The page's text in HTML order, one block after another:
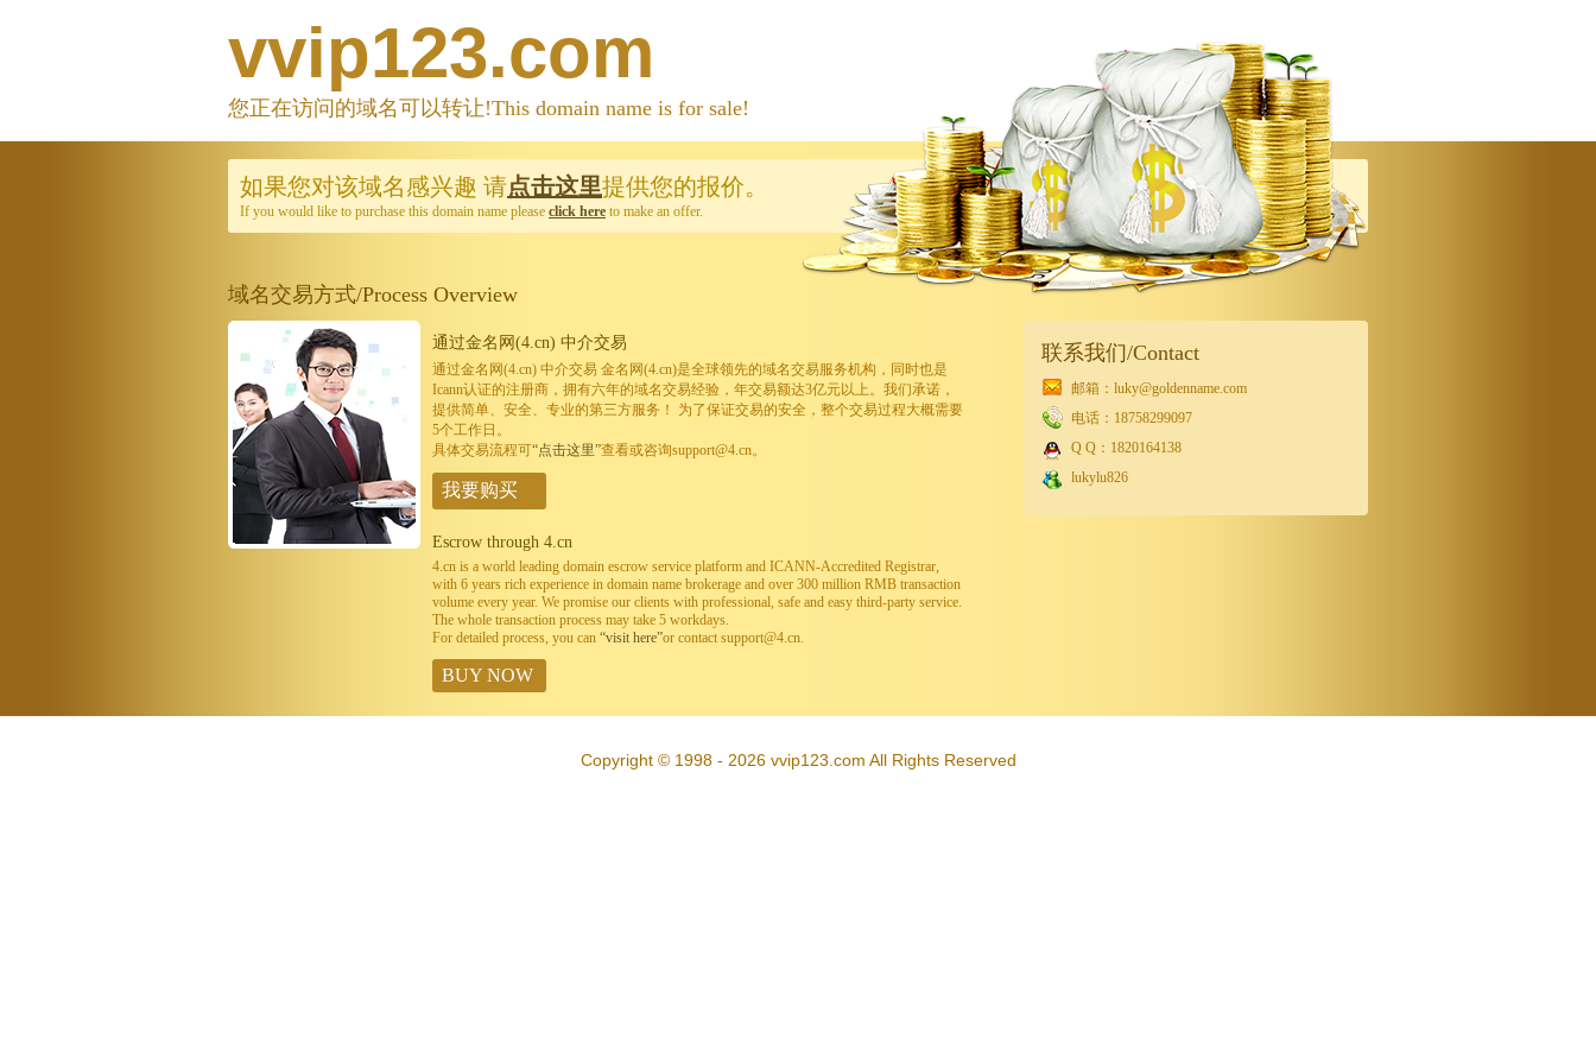
vvip123.com
您正在访问的域名可以转让!This domain name is for sale!
如果您对该域名感兴趣 请点击这里提供您的报价。
If you would like to purchase this domain name please click here to make an offer.
域名交易方式/Process Overview
通过金名网(4.cn) 中介交易
通过金名网(4.cn) 中介交易 金名网(4.cn)是全球领先的域名交易服务机构，同时也是
Icann认证的注册商，拥有六年的域名交易经验，年交易额达3亿元以上。我们承诺，
提供简单、安全、专业的第三方服务！ 为了保证交易的安全，整个交易过程大概需要
5个工作日。
具体交易流程可“点击这里”查看或咨询support@4.cn。
我要购买
Escrow through 4.cn
4.cn is a world leading domain escrow service platform and ICANN-Accredited Registrar,
with 6 years rich experience in domain name brokerage and over 300 million RMB transaction
volume every year. We promise our clients with professional, safe and easy third-party service.
The whole transaction process may take 5 workdays.
For detailed process, you can “visit here”or contact support@4.cn.
BUY NOW
联系我们/Contact
邮箱：luky@goldenname.com
电话：18758299097
Q Q：1820164138
lukylu826
Copyright © 1998 - 2026 vvip123.com All Rights Reserved